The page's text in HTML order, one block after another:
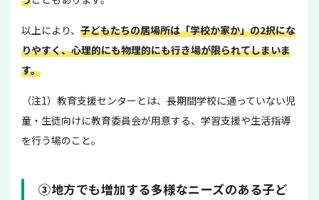
以上により、 子どもたちの居場所は「学校か家か」の2択にな
りやすく、心理的にも物理的にも行き場が限られてしまいま
す。
（注1）教育支援センターとは、長期間学校に通っていない児
童・生徒向けに教育委員会が用意する、学習支援や生活指導
を行う場のこと。
③地方でも増加する多様なニーズのある子ど